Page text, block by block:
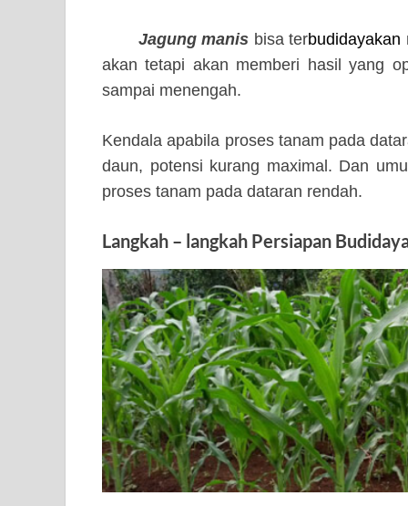
Jagung manis bisa terbudidayakan
akan tetapi akan memberi hasil yang
sampai menengah.
Kendala apabila proses tanam pada
daun, potensi kurang maximal. Dan
proses tanam pada dataran rendah.
Langkah – langkah Persiapan